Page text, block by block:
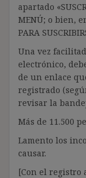
apartado
MENÚ; o bien,
PARA
Una vez
electrónico,
de un enlace
registrado
revisar la
Más de 11.500
Lamento los
causar.
[Con el registro